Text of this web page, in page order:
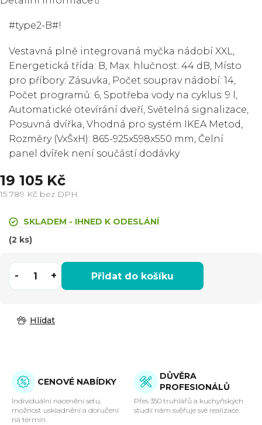
19 105 Kč
15 789 Kč bez DPH
cena:SKLADEM - IHNED K ODESLÁNÍ
(2 ks)
Přidat do košíku
#type2-B#!
Vestavná plně integrovaná myčka nádobí XXL,
Energetická třída: B, Max. hlučnost: 44 dB, Místo
pro příbory: Zásuvka, Počet souprav nádobí: 14,
Počet programů: 6, Spotřeba vody na cyklus: 9 l,
Automatické otevírání dveří, Světelná signalizace,
Posuvná dvířka, Vhodná pro systém IKEA Metod,
Rozměry (VxŠxH): 865-925x598x550 mm, Čelní
panel dvířek není součástí dodávky
Hlídat
CENOVÉ NABÍDKY
Individuální nacenění setu,
možnost uskladnění a doručení
na termín.
DŮVĚRA
PROFESIONÁLŮ
Přes 350 truhlářů a kuchyňských
studií nám svěřuje své realizace.